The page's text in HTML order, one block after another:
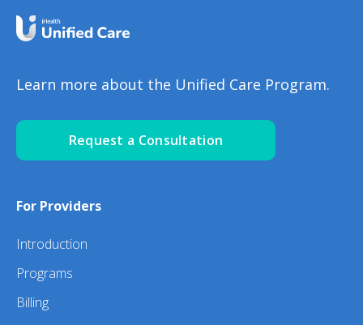
Learn more about the Unified Care Program.
Request a Consultation
For Providers
Introduction
Programs
Billing